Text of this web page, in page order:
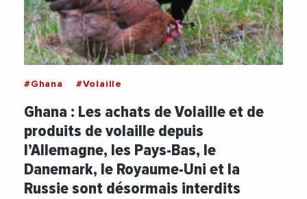
#Ghana #Volaille
Ghana : Les achats de Volaille et de
produits de volaille depuis
l’Allemagne, les Pays-Bas, le
Danemark, le Royaume-Uni et la
Russie sont désormais interdits